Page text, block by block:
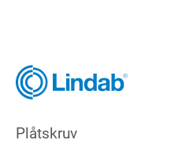
Plåtskruv